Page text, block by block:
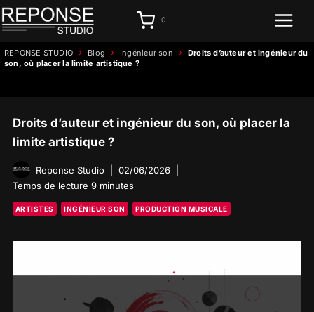
Aller
au
0
REPONSE STUDIO › Blog › Ingénieur son ›
Droits d’auteur et ingénieur du
son, où placer la limite artistique ?
Droits d’auteur et ingénieur du son, où placer la
limite artistique ?
Reponse Studio
02/06/2026
Temps de lecture 9 minutes
ARTISTES INGÉNIEUR SON PRODUCTION MUSICALE